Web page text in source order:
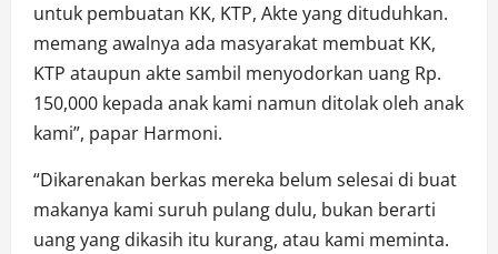
untuk pembuatan KK, KTP, Akte yang dituduhkan.
memang awalnya ada masyarakat membuat KK,
KTP ataupun akte sambil menyodorkan uang Rp.
150,000 kepada anak kami namun ditolak oleh anak
kami”, papar Harmoni.
“Dikarenakan berkas mereka belum selesai di buat
makanya kami suruh pulang dulu, bukan berarti
uang yang dikasih itu kurang, atau kami meminta.